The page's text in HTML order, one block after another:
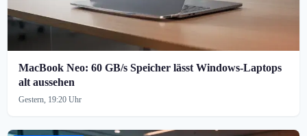
MacBook Neo: 60 GB/s Speicher lässt Windows-Laptops
alt aussehen
Gestern, 19:20 Uhr